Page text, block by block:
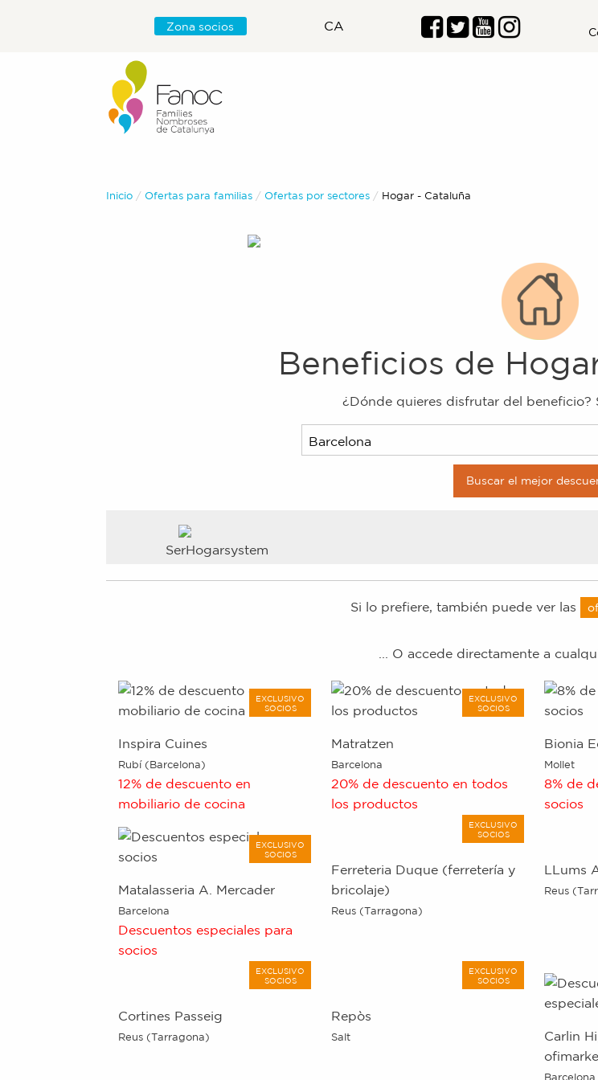
Zona socios CA
Inicio Ofertas para familias Ofertas por sectores Actual:
Hogar - Cataluña
Beneficios de
¿Dónde quieres disfrutar del beneficio?
SerHogarsystem
Si lo prefiere, también puede ver las
... O accede directamente a
EXCLUSIVO
SOCIOS
Inspira Cuines
Rubí (Barcelona)
12% de descuento en
mobiliario de cocina
EXCLUSIVO
SOCIOS
Matratzen
Barcelona
20% de descuento en todos
los productos
Bionia
Mollet
8% de
socios
EXCLUSIVO
SOCIOS
Matalasseria A. Mercader
Barcelona
Descuentos especiales para
socios
EXCLUSIVO
SOCIOS
Ferreteria Duque (ferretería y
bricolaje)
Reus (Tarragona)
LLums
Reus
EXCLUSIVO
SOCIOS
Cortines Passeig
Reus (Tarragona)
EXCLUSIVO
SOCIOS
Repòs
Salt
Carlin
Barcelona